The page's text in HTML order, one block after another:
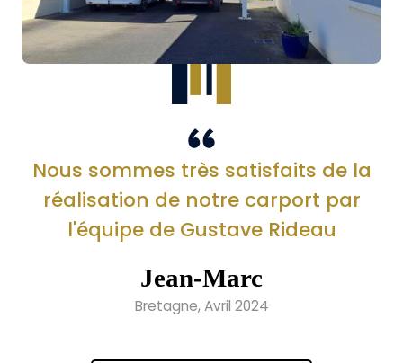
Nous sommes très satisfaits de la
réalisation de notre carport par
l'équipe de Gustave Rideau
Jean-Marc
Bretagne, Avril 2024